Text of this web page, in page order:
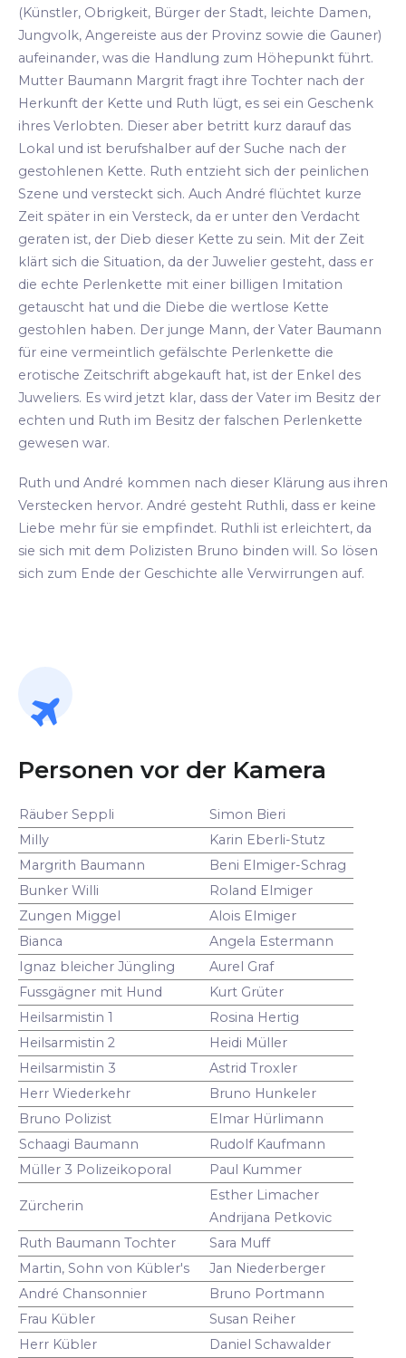
(Künstler, Obrigkeit, Bürger der Stadt, leichte Damen,
Jungvolk, Angereiste aus der Provinz sowie die Gauner)
aufeinander, was die Handlung zum Höhepunkt führt.
Mutter Baumann Margrit fragt ihre Tochter nach der
Herkunft der Kette und Ruth lügt, es sei ein Geschenk
ihres Verlobten. Dieser aber betritt kurz darauf das
Lokal und ist berufshalber auf der Suche nach der
gestohlenen Kette. Ruth entzieht sich der peinlichen
Szene und versteckt sich. Auch André flüchtet kurze
Zeit später in ein Versteck, da er unter den Verdacht
geraten ist, der Dieb dieser Kette zu sein. Mit der Zeit
klärt sich die Situation, da der Juwelier gesteht, dass er
die echte Perlenkette mit einer billigen Imitation
getauscht hat und die Diebe die wertlose Kette
gestohlen haben. Der junge Mann, der Vater Baumann
für eine vermeintlich gefälschte Perlenkette die
erotische Zeitschrift abgekauft hat, ist der Enkel des
Juweliers. Es wird jetzt klar, dass der Vater im Besitz der
echten und Ruth im Besitz der falschen Perlenkette
gewesen war.
Ruth und André kommen nach dieser Klärung aus ihren
Verstecken hervor. André gesteht Ruthli, dass er keine
Liebe mehr für sie empfindet. Ruthli ist erleichtert, da
sie sich mit dem Polizisten Bruno binden will. So lösen
sich zum Ende der Geschichte alle Verwirrungen auf.
Personen vor der Kamera
Räuber Seppli
Simon Bieri
Milly
Karin Eberli-Stutz
Margrith Baumann
Beni Elmiger-Schrag
Bunker Willi
Roland Elmiger
Zungen Miggel
Alois Elmiger
Bianca
Angela Estermann
Ignaz bleicher Jüngling
Aurel Graf
Fussgägner mit Hund
Kurt Grüter
Heilsarmistin 1
Rosina Hertig
Heilsarmistin 2
Heidi Müller
Heilsarmistin 3
Astrid Troxler
Herr Wiederkehr
Bruno Hunkeler
Bruno Polizist
Elmar Hürlimann
Schaagi Baumann
Rudolf Kaufmann
Müller 3 Polizeikoporal
Paul Kummer
Zürcherin
Esther Limacher
Andrijana Petkovic
Ruth Baumann Tochter
Sara Muff
Martin, Sohn von Kübler's
Jan Niederberger
André Chansonnier
Bruno Portmann
Frau Kübler
Susan Reiher
Herr Kübler
Daniel Schawalder